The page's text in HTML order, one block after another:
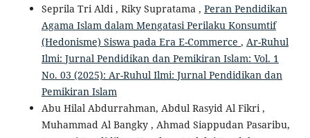
Seprila Tri Aldi , Riky Supratama , Peran Pendidikan
Agama Islam dalam Mengatasi Perilaku Konsumtif
(Hedonisme) Siswa pada Era E-Commerce , Ar-Ruhul
Ilmi: Jurnal Pendidikan dan Pemikiran Islam: Vol. 1
No. 03 (2025): Ar-Ruhul Ilmi: Jurnal Pendidikan dan
Pemikiran Islam
Abu Hilal Abdurrahman, Abdul Rasyid Al Fikri ,
Muhammad Al Bangky , Ahmad Siappudan Pasaribu,